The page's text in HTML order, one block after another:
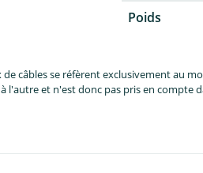
Poids
câbles se réfèrent exclusivement au
et n'est donc pas pris en compte